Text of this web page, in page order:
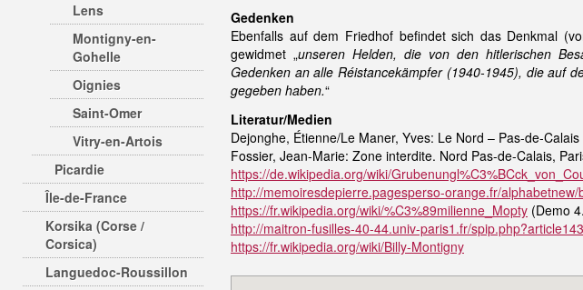
Lens
Montigny-en-
Gohelle
Oignies
Saint-Omer
Vitry-en-Artois
Picardie
Île-de-France
Korsika (Corse /
Corsica)
Languedoc-Roussillon
Gedenken
Ebenfalls auf dem Friedhof befindet sich das Denkmal
gewidmet „unseren Helden, die von den hitlerischen
Gedenken an alle Réistancekämpfer (1940-1945), die auf
gegeben haben.“
Literatur/Medien
Dejonghe, Étienne/Le Maner, Yves: Le Nord – Pas-de-
Fossier, Jean-Marie: Zone interdite. Nord Pas-de-Calais,
https://de.wikipedia.org/wiki/
http://memoiresdepierre.pagesperso-orange.fr/
https://fr.wikipedia.org/wiki/%C3%89milienne_Mopty (Demo
http://maitron-fusilles-40-44.univ-paris1.fr/
https://fr.wikipedia.org/wiki/Billy-Montigny